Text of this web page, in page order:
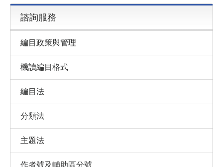
諮詢服務
編目政策與管理
機讀編目格式
編目法
分類法
主題法
作者號及輔助區分號